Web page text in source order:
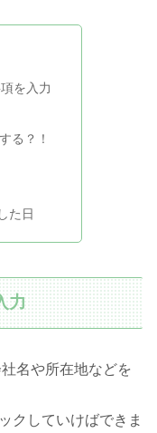
を入力
る？！
た日
力
名や所在地などを
クしていけばできま